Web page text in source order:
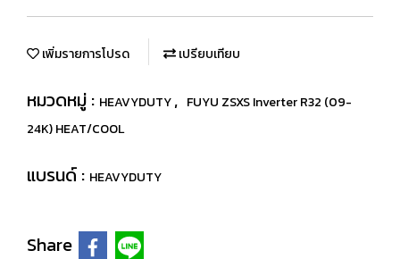
เพิ่มรายการโปรด เปรียบเทียบ
หมวดหมู่ : HEAVYDUTY, FUYU ZSXS Inverter R32 (09-
24K) HEAT/COOL
แบรนด์ : HEAVYDUTY
Share